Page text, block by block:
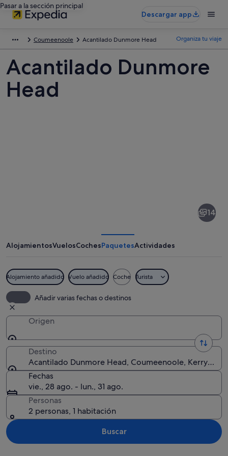
Pasar a la sección principal
Descargar app
Coumeenoole Acantilado Dunmore Head Organiza tu viaje
Acantilado Dunmore
Head
14
AlojamientosVuelosCochesPaquetesActividades
Alojamiento añadido Vuelo añadido Coche Turista
Añadir varias fechas o destinos
Origen
Destino
Acantilado Dunmore Head, Coumeenoole, Kerry
Fechas
vie., 28 ago. - lun., 31 ago.
Personas
2 personas, 1 habitación
Buscar